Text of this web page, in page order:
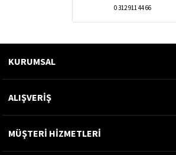
0 312 911 44 66
KURUMSAL
ALIŞVERİŞ
MÜŞTERİ HİZMETLERİ